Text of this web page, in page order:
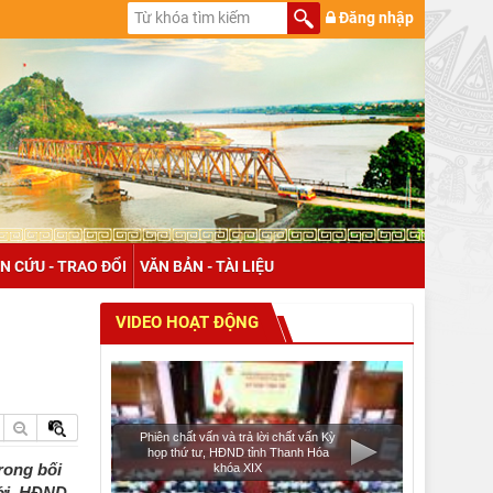
Đăng nhập
CỨU - TRAO ĐỔI VĂN BẢN - TÀI LIỆU
bối
VIDEO HOẠT ĐỘNG
Phiên chất vấn và trả lời chất vấn Kỳ
họp thứ tư, HĐND tỉnh Thanh Hóa
khóa XIX